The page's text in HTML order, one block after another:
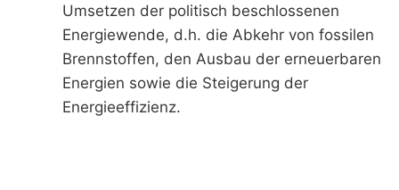
Umsetzen der politisch beschlossenen
Energiewende, d.h. die Abkehr von fossilen
Brennstoffen, den Ausbau der erneuerbaren
Energien sowie die Steigerung der
Energieeffizienz.